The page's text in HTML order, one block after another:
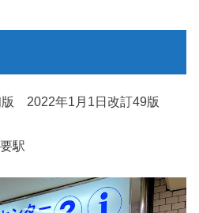
版 2022年1月1日改訂49版
駅